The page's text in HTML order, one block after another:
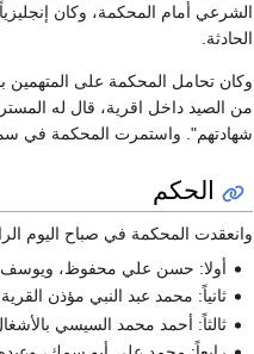
الشرعي أمام المحكمة، وكان
الحادثة.
وكان تحامل المحكمة على المتهمين
من الصيد داخل اقرية، قال له
شهادتهم". واستمرت المحكمة في سماع
الحكم
وانعقدت المحكمة في صباح اليوم الرابع (الأربعاء 27 يونيو) وتلا سكرتير الجلسة
أولا: حسن علي محفوظ، ويوسف
ثانياً: محمد عبد النبي مؤذن
ثالثاً: أحمد محمد السيسي